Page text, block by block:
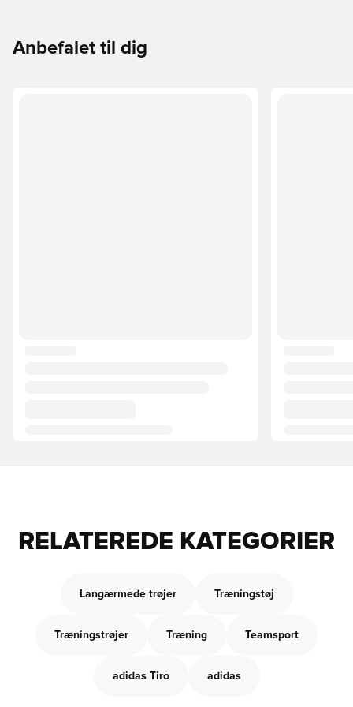
Anbefalet til dig
RELATEREDE KATEGORIER
Langærmede trøjer Træningstøj
Træningstrøjer Træning Teamsport
adidas Tiro adidas